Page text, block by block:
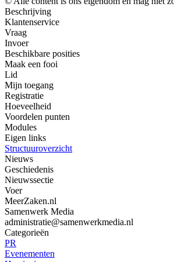
Beschrijving
Klantenservice
Vraag
Invoer
Beschikbare posities
Maak een fooi
Lid
Mijn toegang
Registratie
Hoeveelheid
Voordelen punten
Modules
Eigen links
Structuuroverzicht
Nieuws
Geschiedenis
Nieuwssectie
Voer
MeerZaken.nl
Samenwerk Media
administratie@samenwerkmedia.nl
Categorieën
PR
Evenementen